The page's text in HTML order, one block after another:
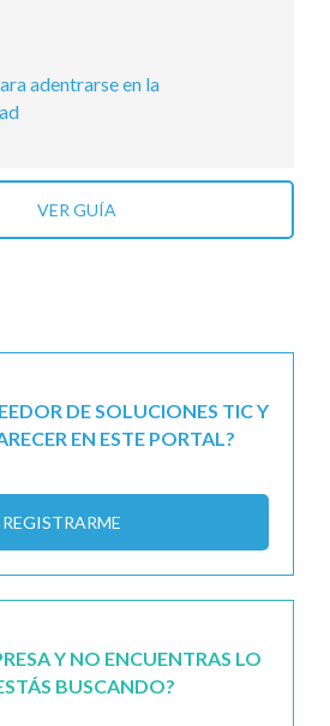
adentrarse en la
VER GUÍA
DE SOLUCIONES TIC Y
EN ESTE PORTAL?
REGISTRARME
Y NO ENCUENTRAS LO
BUSCANDO?